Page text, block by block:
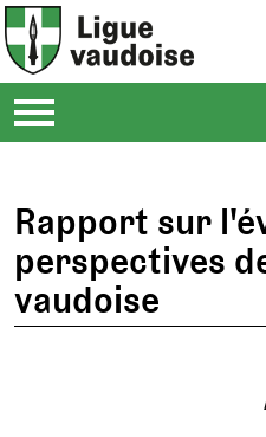
Rapport sur
perspectives
vaudoise